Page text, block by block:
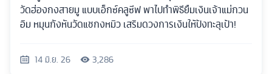
วัดฮ่องกงสายมู แบบเอ็กซ์คลูซีฟ พาไปทำพิธียืมเงินเจ้าแม่กวน
อิม หมุนกังหันวัดแชกงหมิว เสริมดวงการเงินให้ปังทะลุเป้า!
14 มิ.ย. 26 3,286